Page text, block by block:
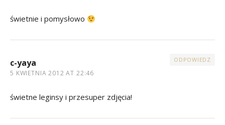
świetnie i pomysłowo
c-yaya
5 KWIETNIA 2012 AT 22:46
ODPOWIEDZ
świetne leginsy i przesuper zdjęcia!